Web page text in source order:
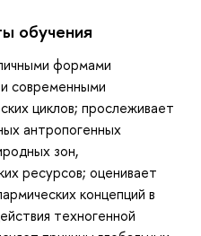
обучения
формами
современными
циклов; прослеживает
антропогенных
зон,
ресурсов; оценивает
концепций в
техногенной